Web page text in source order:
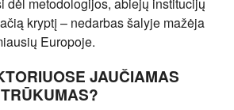
kryptį – nedarbas šalyje mažėja
Europoje.
JAUČIAMAS